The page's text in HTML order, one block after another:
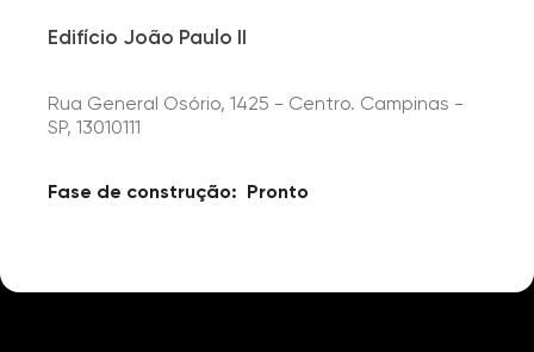
Edifício João Paulo II
Rua General Osório, 1425 - Centro. Campinas -
SP, 13010111
Fase de construção: Pronto